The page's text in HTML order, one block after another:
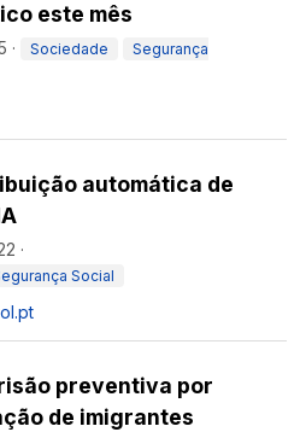
este mês
· Sociedade
Segurança
automática de
·
Social
preventiva por
de imigrantes